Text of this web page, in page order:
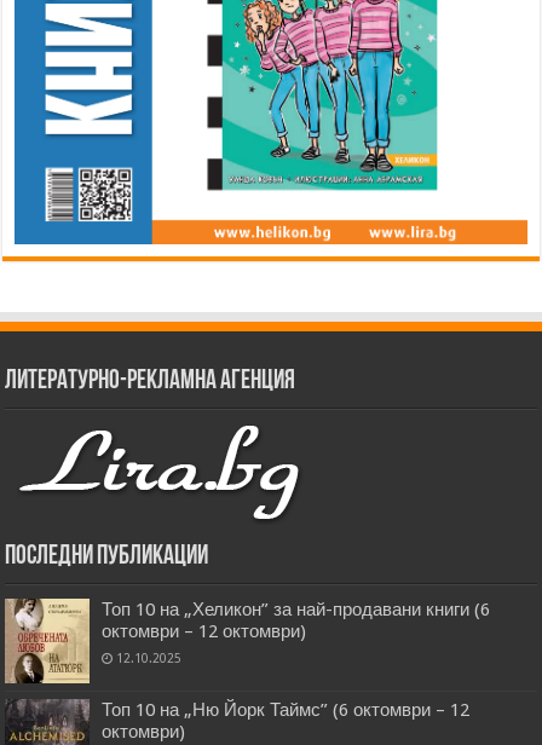
Литературно-рекламна агенция
Последни публикации
Топ 10 на „Хеликон” за най-продавани книги (6
октомври – 12 октомври)
12.10.2025
Топ 10 на „Ню Йорк Таймс” (6 октомври – 12
октомври)